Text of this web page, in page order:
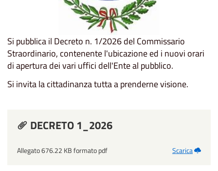
Si pubblica il Decreto n. 1/2026 del Commissario
Straordinario, contenente l'ubicazione ed i nuovi orari
di apertura dei vari uffici dell'Ente al pubblico.
Si invita la cittadinanza tutta a prenderne visione.
DECRETO 1_2026
Allegato 676.22 KB formato pdf Scarica